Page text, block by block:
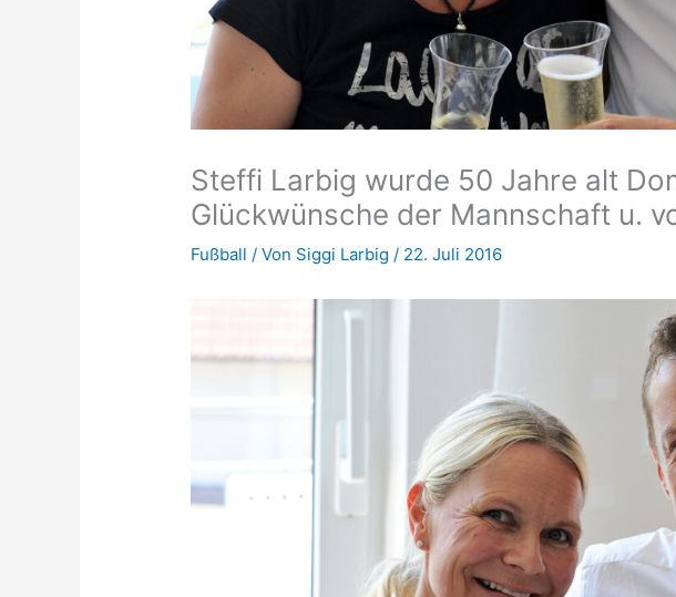
Steffi Larbig wurde 50 Jahre alt
Glückwünsche der Mannschaft u.
Fußball / Von Siggi Larbig/ 22. Juli 2016